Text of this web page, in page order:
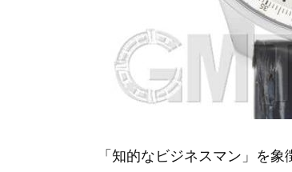
「知的なビジネスマン」を